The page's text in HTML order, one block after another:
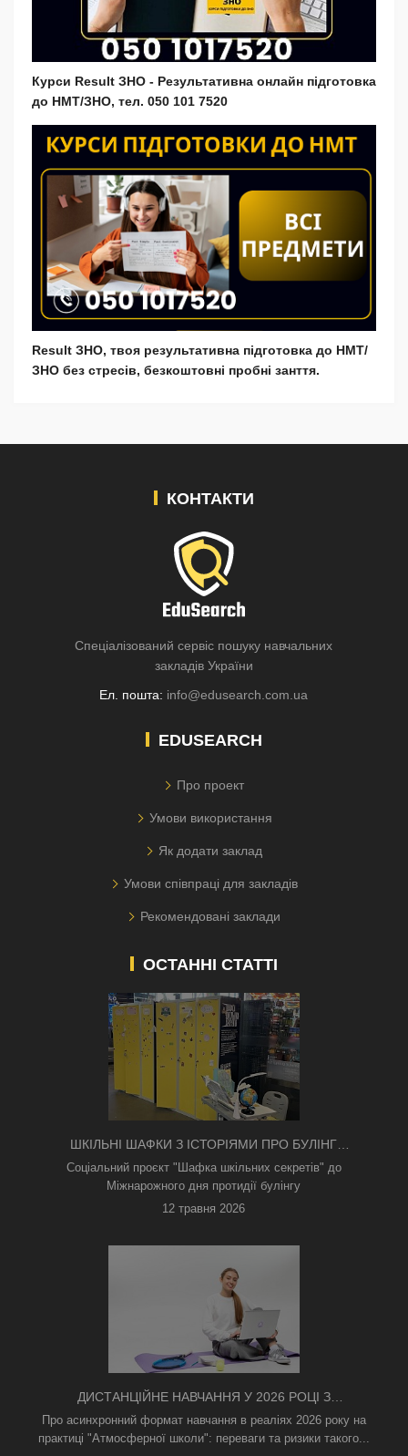
Курси Result ЗНО - Результативна онлайн підготовка
до НМТ/ЗНО, тел. 050 101 7520
Result ЗНО, твоя результативна підготовка до НМТ/
ЗНО без стресів, безкоштовні пробні занття.
КОНТАКТИ
Спеціалізований сервіс пошуку навчальних
закладів України
Ел. пошта: info@edusearch.com.ua
EDUSEARCH
Про проект
Умови використання
Як додати заклад
Умови співпраці для закладів
Рекомендовані заклади
ОСТАННІ СТАТТІ
ШКІЛЬНІ ШАФКИ З ІСТОРІЯМИ ПРО БУЛІНГ
З'ЯВИЛИСЯ В КИЄВІ
Соціальний проєкт "Шафка шкільних секретів" до
Міжнарожного дня протидії булінгу
12 травня 2026
ДИСТАНЦІЙНЕ НАВЧАННЯ У 2026 РОЦІ З
ТРИВОГАМИ ТА БЕЗ СВІТЛА: ЯК АСИНХРОННИЙ
ФОРМАТ РЯТУЄ ОСВІТНІЙ ПРОЦЕС
Про асинхронний формат навчання в реаліях 2026 року на
практиці "Атмосферної школи": переваги та ризики такого...